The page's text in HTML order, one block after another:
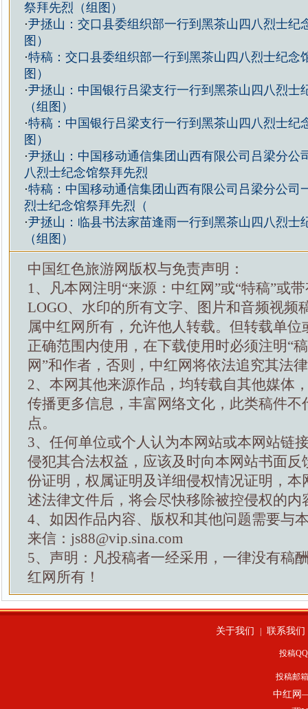
祭拜先烈（组图）
·尹拯山：交口县委组织部一行到黑茶山四八烈士纪
图）
·特稿：交口县委组织部一行到黑茶山四八烈士纪念
图）
·尹拯山：中国银行吕梁支行一行到黑茶山四八烈士
（组图）
·特稿：中国银行吕梁支行一行到黑茶山四八烈士纪
图）
·尹拯山：中国移动通信集团山西有限公司吕梁分公
八烈士纪念馆祭拜先烈
·特稿：中国移动通信集团山西有限公司吕梁分公司
烈士纪念馆祭拜先烈（
·尹拯山：临县书法家苗逢雨一行到黑茶山四八烈士
（组图）
中国红色旅游网版权与免责声明：
1、凡本网注明“来源：中红网”或“特稿”或
LOGO、水印的所有文字、图片和音频视频
属中红网所有，允许他人转载。但转载单位
正确范围内使用，在下载使用时必须注明“
网”和作者，否则，中红网将依法追究其法
2、本网其他来源作品，均转载自其他媒体
传播更多信息，丰富网络文化，此类稿件不
点。
3、任何单位或个人认为本网站或本网站链
侵犯其合法权益，应该及时向本网站书面反
份证明，权属证明及详细侵权情况证明，本
述法律文件后，将会尽快移除被控侵权的内
4、如因作品内容、版权和其他问题需要与
来信：js88@vip.sina.com
5、声明：凡投稿者一经采用，一律没有稿
红网所有！
关于我们 联系我们
投稿
投稿邮
中红网